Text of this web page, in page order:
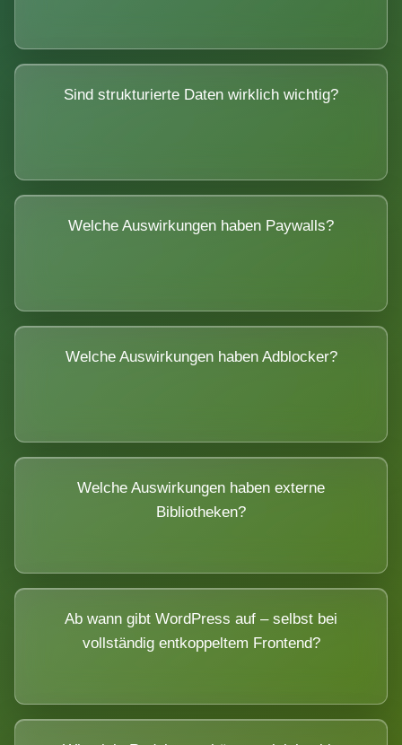
Sind strukturierte Daten wirklich wichtig?
Welche Auswirkungen haben Paywalls?
Welche Auswirkungen haben Adblocker?
Welche Auswirkungen haben externe
Bibliotheken?
Ab wann gibt WordPress auf – selbst bei
vollständig entkoppeltem Frontend?